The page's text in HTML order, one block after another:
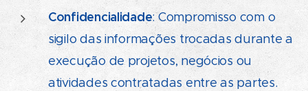
Confidencialidade: Compromisso com o
sigilo das informações trocadas durante a
execução de projetos, negócios ou
atividades contratadas entre as partes.